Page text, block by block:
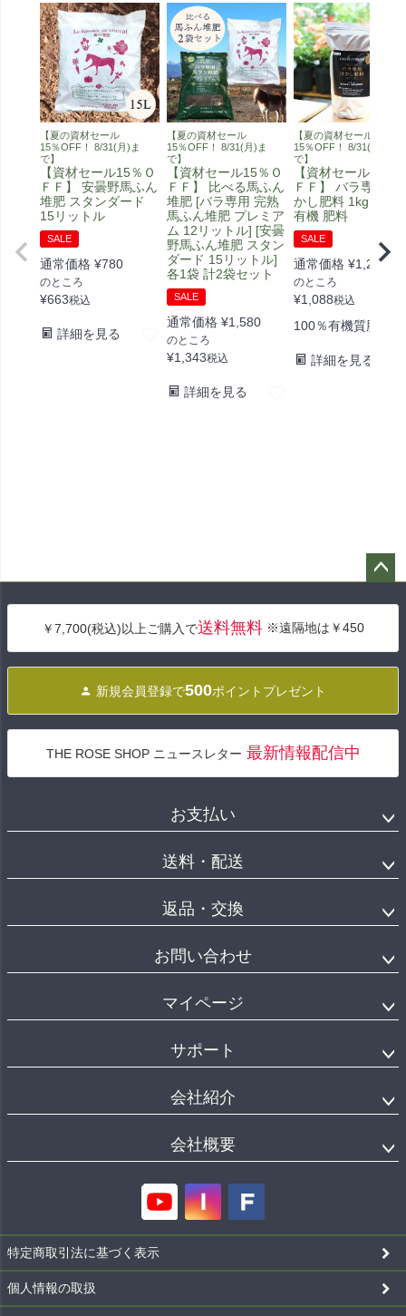
【夏の資材セール
15％OFF！ 8/31(月)ま
で】
【資材セール15％Ｏ
ＦＦ】 安曇野馬ふん
堆肥 スタンダード
15リットル
SALE
通常価格 ¥780
のところ
¥663税込
詳細を見る
【夏の資材セール
15％OFF！ 8/31(月)ま
で】
【資材セール15％Ｏ
ＦＦ】 比べる馬ふん
堆肥 [バラ専用 完熟
馬ふん堆肥 プレミア
ム 12リットル] [安曇
野馬ふん堆肥 スタン
ダード 15リットル]
各1袋 計2袋セット
SALE
通常価格 ¥1,580
のところ
¥1,343税込
詳細を見る
【夏の資材セール
15％OFF！ 8/31(月)ま
で】
【資材セール15％
ＦＦ】 バラ専用 ぼ
かし肥料 1kg / バラ
有機 肥料
SALE
通常価格 ¥1,280
のところ
¥1,088税込
100％有機質肥料
詳細を見る
へ
￥7,700(税込)以上ご購入で送料無料 ※遠隔地は￥450
新規会員登録で500ポイントプレゼント
THE ROSE SHOP ニュースレター 最新情報配信中
お支払い
送料・配送
返品・交換
お問い合わせ
マイページ
サポート
会社紹介
会社概要
特定商取引法に基づく表示
個人情報の取扱